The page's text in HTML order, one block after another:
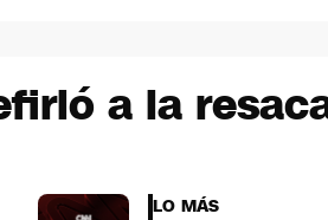
a la
LO MÁS